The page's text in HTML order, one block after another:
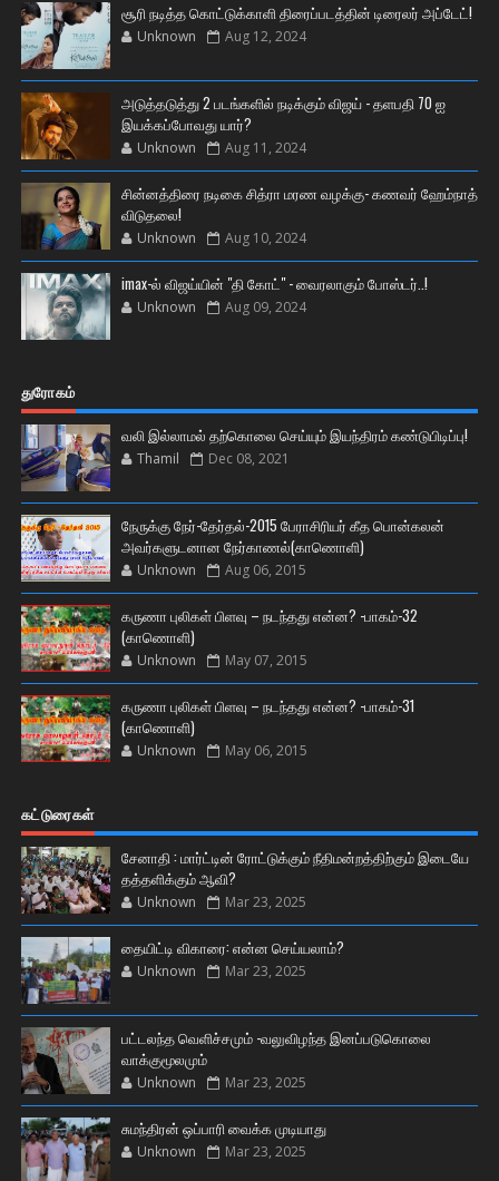
சூரி நடித்த கொட்டுக்காளி திரைப்படத்தின் டிரைலர் அப்டேட்!
Unknown Aug 12, 2024
அடுத்தடுத்து 2 படங்களில் நடிக்கும் விஜய் - தளபதி 70 ஐ
இயக்கப்போவது யார்?
Unknown Aug 11, 2024
சின்னத்திரை நடிகை சித்ரா மரண வழக்கு- கணவர் ஹேம்நாத்
விடுதலை!
Unknown Aug 10, 2024
imax-ல் விஜய்யின் "தி கோட்" - வைரலாகும் போஸ்டர்..!
Unknown Aug 09, 2024
துரோகம்
வலி இல்லாமல் தற்கொலை செய்யும் இயந்திரம் கண்டுபிடிப்பு!
Thamil Dec 08, 2021
நேருக்கு நேர்-தேர்தல்-2015 பேராசிரியர் கீத பொன்கலன்
அவர்களுடனான நேர்காணல்(காணொளி)
Unknown Aug 06, 2015
கருணா புலிகள் பிளவு – நடந்தது என்ன? -பாகம்-32
(காணொளி)
Unknown May 07, 2015
கருணா புலிகள் பிளவு – நடந்தது என்ன? -பாகம்-31
(காணொளி)
Unknown May 06, 2015
கட்டுரைகள்
சேனாதி : மார்ட்டின் ரோட்டுக்கும் நீதிமன்றத்திற்கும் இடையே
தத்தளிக்கும் ஆவி?
Unknown Mar 23, 2025
தையிட்டி விகாரை: என்ன செய்யலாம்?
Unknown Mar 23, 2025
பட்டலந்த வெளிச்சமும் -வலுவிழந்த இனப்படுகொலை
வாக்குமூலமும்
Unknown Mar 23, 2025
சுமந்திரன் ஒப்பாரி வைக்க முடியாது
Unknown Mar 23, 2025